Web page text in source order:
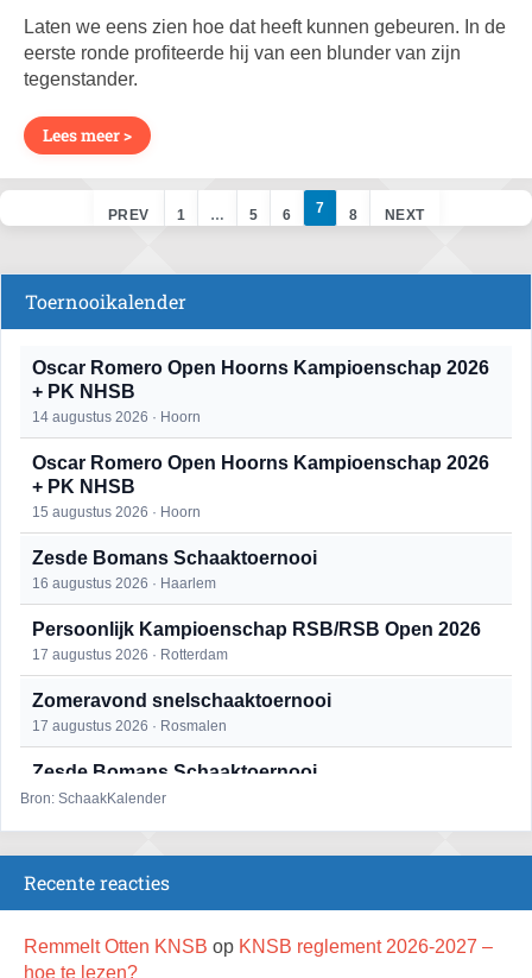
Laten we eens zien hoe dat heeft kunnen gebeuren. In de
eerste ronde profiteerde hij van een blunder van zijn
tegenstander.
Lees meer >
PREV 1 … 5 6 7 8 NEXT
Toernooikalender
Oscar Romero Open Hoorns Kampioenschap 2026
+ PK NHSB
14 augustus 2026 · Hoorn
Oscar Romero Open Hoorns Kampioenschap 2026
+ PK NHSB
15 augustus 2026 · Hoorn
Zesde Bomans Schaaktoernooi
16 augustus 2026 · Haarlem
Persoonlijk Kampioenschap RSB/RSB Open 2026
17 augustus 2026 · Rotterdam
Zomeravond snelschaaktoernooi
17 augustus 2026 · Rosmalen
Zesde Bomans Schaaktoernooi
17 augustus 2026 · Haarlem
Persoonlijk Kampioenschap RSB/RSB Open 2026
18 augustus 2026 · Rotterdam
Bron: SchaakKalender
Recente reacties
Remmelt Otten KNSB op KNSB reglement 2026-2027 –
hoe te lezen?